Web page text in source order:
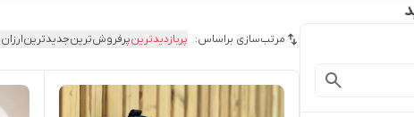
مرتب‌سازی براساس: پربازدیدترینپرفروش‌ترینجدیدترین